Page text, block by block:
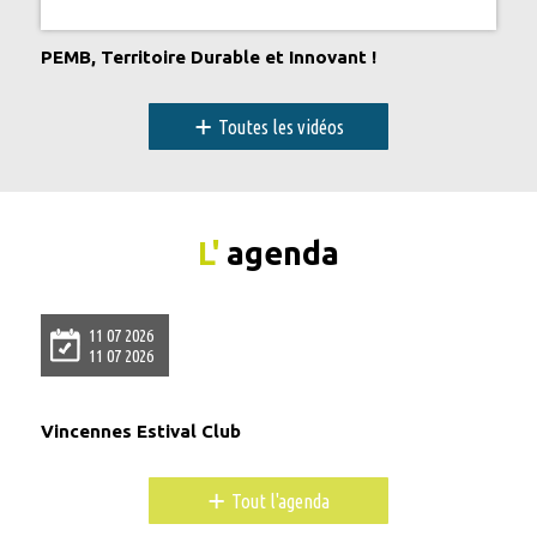
PEMB, Territoire Durable et Innovant !
+ Toutes les vidéos
L' agenda
11 07 2026
11 07 2026
Vincennes Estival Club
+ Tout l'agenda